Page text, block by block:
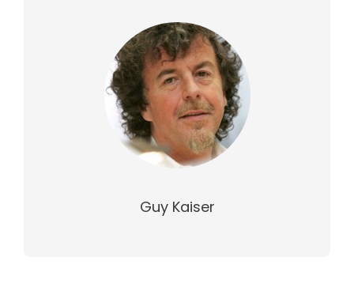
Guy Kaiser